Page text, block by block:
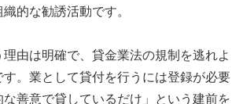
的な勧誘活動です。
由は明確で、貸金業法の規制を逃れよ
す。業として貸付を行うには登録が必要
善意で貸しているだけ」という建前を